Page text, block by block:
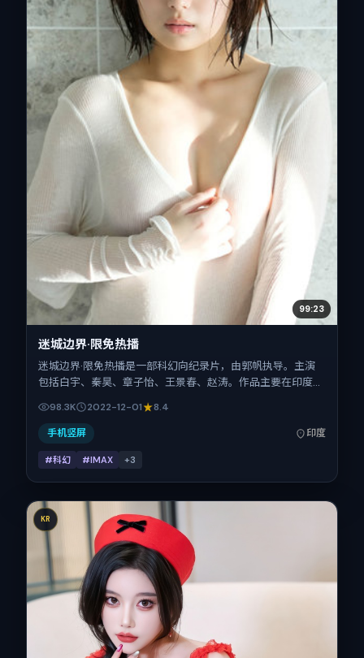
99:23
迷城边界·限免热播
迷城边界·限免热播是一部科幻向纪录片，由郭帆执导。主演
包括白宇、秦昊、章子怡、王景春、赵涛。作品主要在印度取
12-01，正片时长148分钟。
98.3K 2022-12-01 8.4
手机竖屏 印度
#科幻 #IMAX +3
KR